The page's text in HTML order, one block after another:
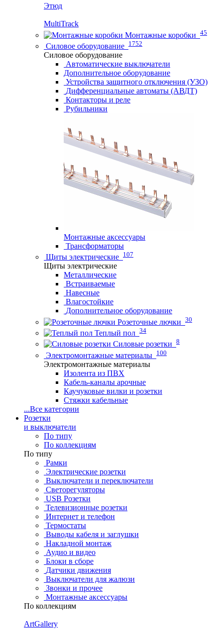
Этюд
MultiTrack
Монтажные коробки 45
Силовое оборудование 1752
Силовое оборудование
Автоматические выключатели
Дополнительное оборудование
Устройства защитного отключения (УЗО)
Дифференциальные автоматы (АВДТ)
Контакторы и реле
Рубильники
Монтажные аксессуары
Трансформаторы
Щиты электрические 107
Щиты электрические
Металлические
Встраиваемые
Навесные
Влагостойкие
Дополнительное оборудование
Розеточные лючки 30
Теплый пол 34
Силовые розетки 8
Электромонтажные материалы 100
Электромонтажные материалы
Изолента из ПВХ
Кабель-каналы арочные
Каучуковые вилки и розетки
Стяжки кабельные
...Все категории
Розетки
и выключатели
По типу
По коллекциям
По типу
Рамки
Электрические розетки
Выключатели и переключатели
Светорегуляторы
USB Розетки
Телевизионные розетки
Интернет и телефон
Термостаты
Выводы кабеля и заглушки
Накладной монтаж
Аудио и видео
Блоки в сборе
Датчики движения
Выключатели для жалюзи
Звонки и прочее
Монтажные аксессуары
По коллекциям
ArtGallery